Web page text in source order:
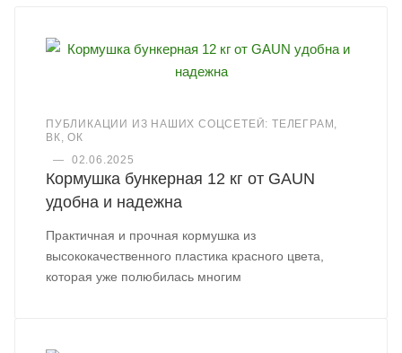
ПУБЛИКАЦИИ ИЗ НАШИХ СОЦСЕТЕЙ: ТЕЛЕГРАМ,
ВК, ОК
—
02.06.2025
Кормушка бункерная 12 кг от GAUN
удобна и надежна
Практичная и прочная кормушка из
высококачественного пластика красного цвета,
которая уже полюбилась многим